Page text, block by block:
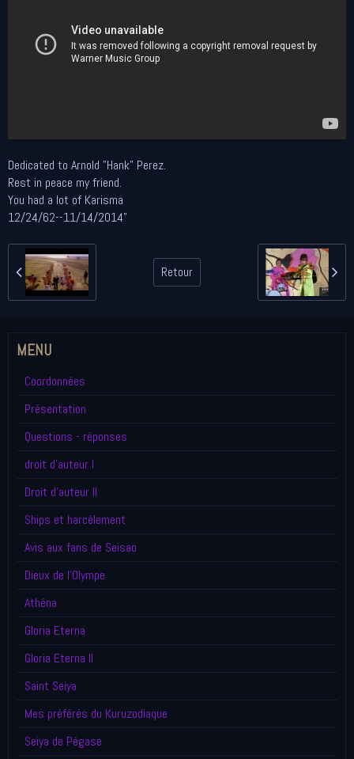
Dedicated to Arnold "Hank" Perez.
Rest in peace my friend.
You had a lot of Karisma
12/24/62--11/14/2014"
Retour
MENU
Coordonnées
Présentation
Questions - réponses
droit d'auteur I
Droit d'auteur II
Ships et harcèlement
Avis aux fans de Seisao
Dieux de l'Olympe
Athéna
Gloria Eterna
Gloria Eterna II
Saint Seiya
Mes préférés du Kuruzodiaque
Seiya de Pégase